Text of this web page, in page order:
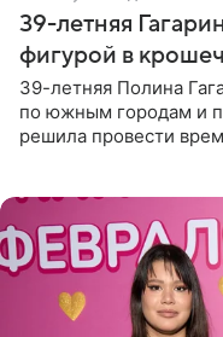
39-летняя
фигурой в
39-летняя Полина
по южным городам и
решила провести